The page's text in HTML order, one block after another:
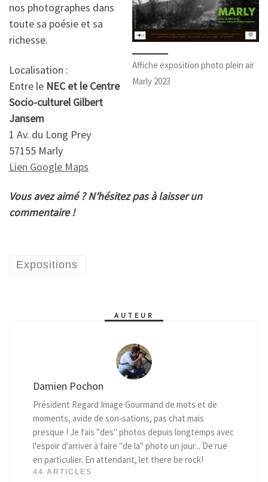
Affiche exposition photo plein air
Marly 2023
nos photographes dans
toute sa poésie et sa
richesse.
Localisation :
Entre le NEC et le Centre
Socio-culturel Gilbert
Jansem
1 Av. du Long Prey
57155 Marly
Lien Google Maps
Vous avez aimé ? N’hésitez pas à laisser un
commentaire !
Expositions
AUTEUR
Damien Pochon
Président Regard Image Gourmand de mots et de
moments, avide de son-sations, pas chat mais
presque ! Je fais "des" photos depuis longtemps avec
l'espoir d'arriver à faire "de la" photo un jour... De rue
en particulier. En attendant, let there be rock!
44 ARTICLES